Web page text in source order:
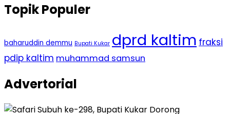
Topik Populer
baharuddin demmu Bupati Kukar dprd kaltim fraksi
pdip kaltim muhammad samsun
Advertorial